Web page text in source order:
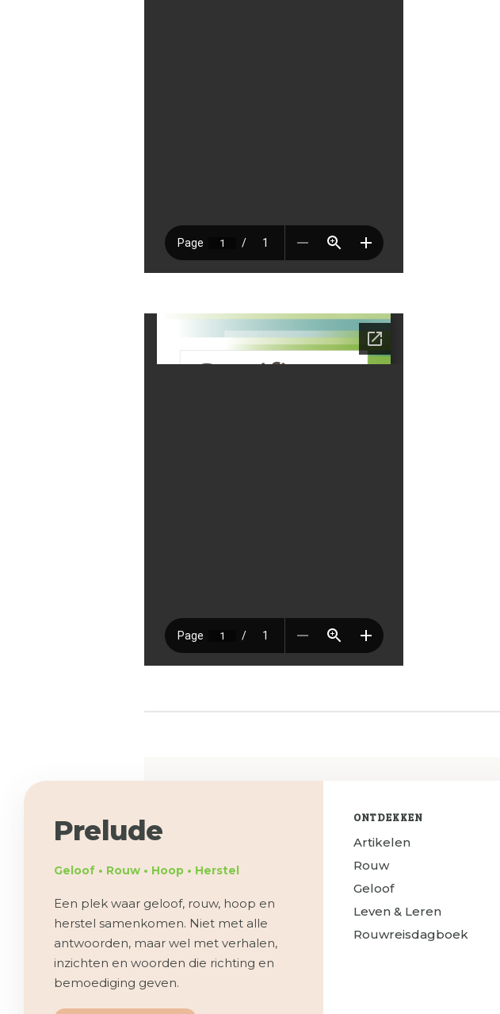
Prelude
Geloof • Rouw • Hoop • Herstel
Een plek waar geloof, rouw, hoop en
herstel samenkomen. Niet met alle
antwoorden, maar wel met verhalen,
inzichten en woorden die richting en
bemoediging geven.
ONTDEKKEN
Artikelen
Rouw
Geloof
Leven & Leren
Rouwreisdagboek